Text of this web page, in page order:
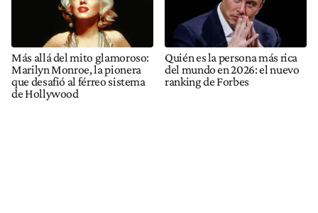
Más allá del mito glamoroso:
Marilyn Monroe, la pionera
que desafió al férreo sistema
de Hollywood
Quién es la persona más rica
del mundo en 2026: el nuevo
ranking de Forbes